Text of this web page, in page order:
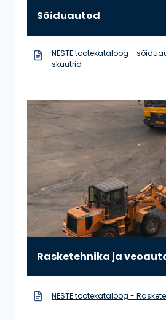
Sõiduautod
NESTE tootekataloog -
skuutrid
Rasketehnika ja
NESTE tootekataloog -